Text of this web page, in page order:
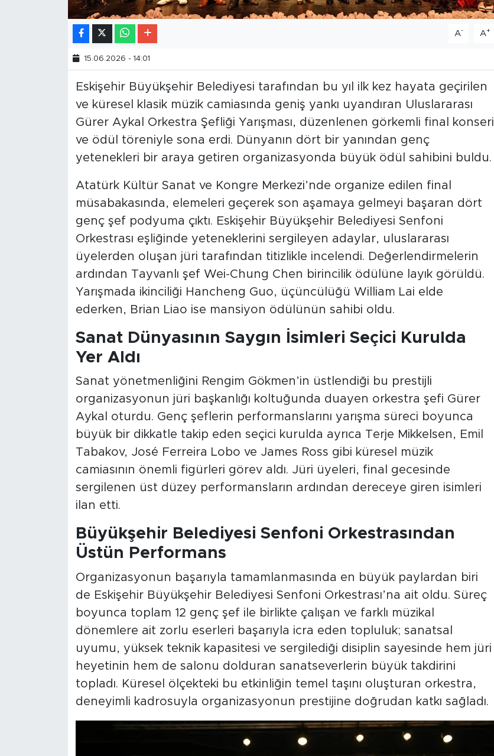
A- A+
15.06.2026 - 14:01
Eskişehir Büyükşehir Belediyesi tarafından bu yıl ilk kez hayata geçirilen
ve küresel klasik müzik camiasında geniş yankı uyandıran Uluslararası
Gürer Aykal Orkestra Şefliği Yarışması, düzenlenen görkemli final konseri
ve ödül töreniyle sona erdi. Dünyanın dört bir yanından genç
yetenekleri bir araya getiren organizasyonda büyük ödül sahibini buldu.
Atatürk Kültür Sanat ve Kongre Merkezi’nde organize edilen final
müsabakasında, elemeleri geçerek son aşamaya gelmeyi başaran dört
genç şef podyuma çıktı. Eskişehir Büyükşehir Belediyesi Senfoni
Orkestrası eşliğinde yeteneklerini sergileyen adaylar, uluslararası
üyelerden oluşan jüri tarafından titizlikle incelendi. Değerlendirmelerin
ardından Tayvanlı şef Wei-Chung Chen birincilik ödülüne layık görüldü.
Yarışmada ikinciliği Hancheng Guo, üçüncülüğü William Lai elde
ederken, Brian Liao ise mansiyon ödülünün sahibi oldu.
Sanat Dünyasının Saygın İsimleri Seçici Kurulda
Yer Aldı
Sanat yönetmenliğini Rengim Gökmen’in üstlendiği bu prestijli
organizasyonun jüri başkanlığı koltuğunda duayen orkestra şefi Gürer
Aykal oturdu. Genç şeflerin performanslarını yarışma süreci boyunca
büyük bir dikkatle takip eden seçici kurulda ayrıca Terje Mikkelsen, Emil
Tabakov, José Ferreira Lobo ve James Ross gibi küresel müzik
camiasının önemli figürleri görev aldı. Jüri üyeleri, final gecesinde
sergilenen üst düzey performansların ardından dereceye giren isimleri
ilan etti.
Büyükşehir Belediyesi Senfoni Orkestrasından
Üstün Performans
Organizasyonun başarıyla tamamlanmasında en büyük paylardan biri
de Eskişehir Büyükşehir Belediyesi Senfoni Orkestrası’na ait oldu. Süreç
boyunca toplam 12 genç şef ile birlikte çalışan ve farklı müzikal
dönemlere ait zorlu eserleri başarıyla icra eden topluluk; sanatsal
uyumu, yüksek teknik kapasitesi ve sergilediği disiplin sayesinde hem jüri
heyetinin hem de salonu dolduran sanatseverlerin büyük takdirini
topladı. Küresel ölçekteki bu etkinliğin temel taşını oluşturan orkestra,
deneyimli kadrosuyla organizasyonun prestijine doğrudan katkı sağladı.